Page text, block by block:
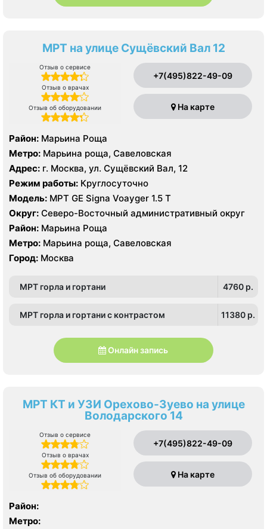
МРТ на улице Сущёвский Вал 12
Отзыв о сервисе
Отзыв о врачах
Отзыв об оборудовании
+7(495)822-49-09
На карте
Район: Марьина Роща
Метро: Марьина роща, Савеловская
Адрес: г. Москва, ул. Сущёвский Вал, 12
Режим работы: Круглосуточно
Модель: МРТ GE Signa Voayger 1.5 Т
Округ: Северо-Восточный административный округ
Район: Марьина Роща
Метро: Марьина роща, Савеловская
Город: Москва
МРТ горла и гортани 4760 p.
МРТ горла и гортани с контрастом 11380 p.
Онлайн запись
МРТ КТ и УЗИ Орехово-Зуево на улице
Володарского 14
Отзыв о сервисе
Отзыв о врачах
Отзыв об оборудовании
+7(495)822-49-09
На карте
Район:
Метро: